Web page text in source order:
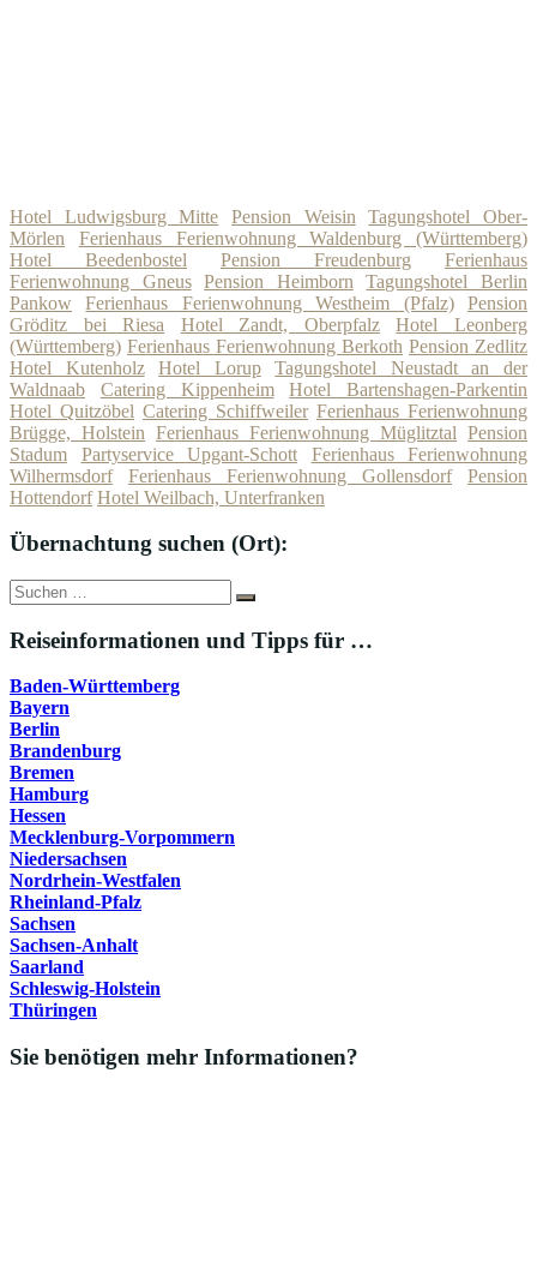
Hotel Ludwigsburg Mitte Pension Weisin
Tagungshotel Ober-
Mörlen
Ferienhaus Ferienwohnung Waldenburg (Württemberg)
Hotel Beedenbostel
Pension Freudenburg
Ferienhaus
Ferienwohnung Gneus
Pension Heimborn
Tagungshotel Berlin
Pankow
Ferienhaus Ferienwohnung Westheim (Pfalz)
Pension
Gröditz bei Riesa
Hotel Zandt, Oberpfalz
Hotel Leonberg
(Württemberg) Ferienhaus Ferienwohnung Berkoth Pension Zedlitz
Hotel Kutenholz
Hotel Lorup
Tagungshotel Neustadt an der
Waldnaab
Catering Kippenheim
Hotel Bartenshagen-Parkentin
Hotel Quitzöbel Catering Schiffweiler Ferienhaus Ferienwohnung
Brügge, Holstein Ferienhaus Ferienwohnung Müglitztal Pension
Stadum
Partyservice Upgant-Schott
Ferienhaus Ferienwohnung
Wilhermsdorf
Ferienhaus Ferienwohnung Gollensdorf
Pension
Hottendorf Hotel Weilbach, Unterfranken
Übernachtung suchen (Ort):
Suche
nach:
Suchen
Reiseinformationen und Tipps für …
Baden-Württemberg
Bayern
Berlin
Brandenburg
Bremen
Hamburg
Hessen
Mecklenburg-Vorpommern
Niedersachsen
Nordrhein-Westfalen
Rheinland-Pfalz
Sachsen
Sachsen-Anhalt
Saarland
Schleswig-Holstein
Thüringen
Sie benötigen mehr Informationen?